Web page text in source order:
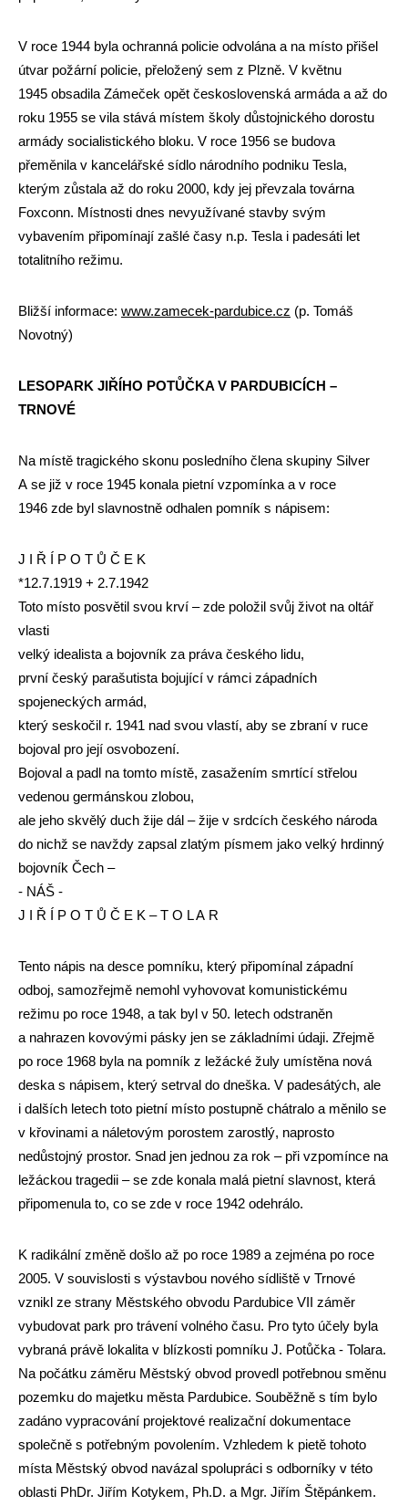
V roce 1944 byla ochranná policie odvolána a na místo přišel
útvar požární policie, přeložený sem z Plzně. V květnu
1945 obsadila Zámeček opět československá armáda a až do
roku 1955 se vila stává místem školy důstojnického dorostu
armády socialistického bloku. V roce 1956 se budova
přeměnila v kancelářské sídlo národního podniku Tesla,
kterým zůstala až do roku 2000, kdy jej převzala továrna
Foxconn. Místnosti dnes nevyužívané stavby svým
vybavením připomínají zašlé časy n.p. Tesla i padesáti let
totalitního režimu.
Bližší informace: www.zamecek-pardubice.cz (p. Tomáš
Novotný)
LESOPARK JIŘÍHO POTŮČKA V PARDUBICÍCH –
TRNOVÉ
Na místě tragického skonu posledního člena skupiny Silver
A se již v roce 1945 konala pietní vzpomínka a v roce
1946 zde byl slavnostně odhalen pomník s nápisem:
J I Ř Í P O T Ů Č E K
*12.7.1919 + 2.7.1942
Toto místo posvětil svou krví – zde položil svůj život na oltář
vlasti
velký idealista a bojovník za práva českého lidu,
první český parašutista bojující v rámci západních
spojeneckých armád,
který seskočil r. 1941 nad svou vlastí, aby se zbraní v ruce
bojoval pro její osvobození.
Bojoval a padl na tomto místě, zasažením smrtící střelou
vedenou germánskou zlobou,
ale jeho skvělý duch žije dál – žije v srdcích českého národa
do nichž se navždy zapsal zlatým písmem jako velký hrdinný
bojovník Čech –
- NÁŠ -
J I Ř Í P O T Ů Č E K – T O L A R
Tento nápis na desce pomníku, který připomínal západní
odboj, samozřejmě nemohl vyhovovat komunistickému
režimu po roce 1948, a tak byl v 50. letech odstraněn
a nahrazen kovovými pásky jen se základními údaji. Zřejmě
po roce 1968 byla na pomník z ležácké žuly umístěna nová
deska s nápisem, který setrval do dneška. V padesátých, ale
i dalších letech toto pietní místo postupně chátralo a měnilo se
v křovinami a náletovým porostem zarostlý, naprosto
nedůstojný prostor. Snad jen jednou za rok – při vzpomínce na
ležáckou tragedii – se zde konala malá pietní slavnost, která
připomenula to, co se zde v roce 1942 odehrálo.
K radikální změně došlo až po roce 1989 a zejména po roce
2005. V souvislosti s výstavbou nového sídliště v Trnové
vznikl ze strany Městského obvodu Pardubice VII záměr
vybudovat park pro trávení volného času. Pro tyto účely byla
vybraná právě lokalita v blízkosti pomníku J. Potůčka - Tolara.
Na počátku záměru Městský obvod provedl potřebnou směnu
pozemku do majetku města Pardubice. Souběžně s tím bylo
zadáno vypracování projektové realizační dokumentace
společně s potřebným povolením. Vzhledem k pietě tohoto
místa Městský obvod navázal spolupráci s odborníky v této
oblasti PhDr. Jiřím Kotykem, Ph.D. a Mgr. Jiřím Štěpánkem.